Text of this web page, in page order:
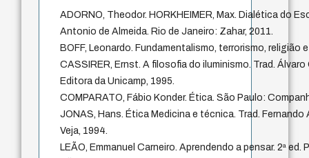
ADORNO, Theodor. HORKHEIMER, Max. Dialética do
Antonio de Almeida. Rio de Janeiro: Zahar, 2011.
BOFF, Leonardo. Fundamentalismo, terrorismo, religião
CASSIRER, Ernst. A filosofia do iluminismo. Trad. Álvaro
Editora da Unicamp, 1995.
COMPARATO, Fábio Konder. Ética. São Paulo:
JONAS, Hans. Ética Medicina e técnica. Trad.
Veja, 1994.
LEÃO, Emmanuel Carneiro. Aprendendo a pensar. 2ª